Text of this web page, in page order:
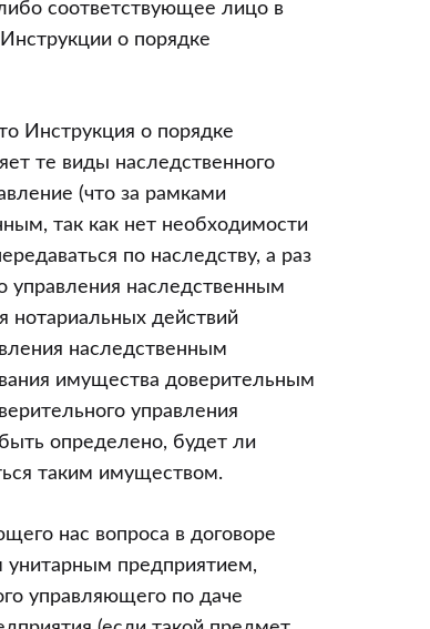
соответствующее лицо в
о порядке
Инструкция о порядке
те виды наследственного
(что за рамками
так как нет необходимости
по наследству, а раз
управления наследственным
нотариальных действий
наследственным
имущества доверительным
управления
определено, будет ли
таким имуществом.
нас вопроса в договоре
унитарным предприятием,
управляющего по даче